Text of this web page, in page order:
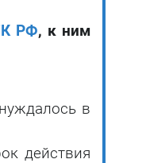
РФ, к ним
в
действия